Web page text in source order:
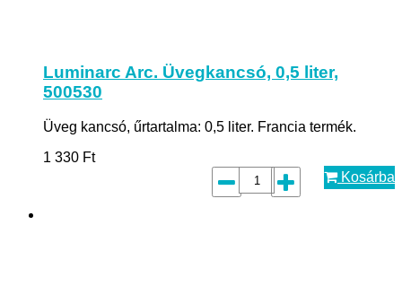
Luminarc Arc. Üvegkancsó, 0,5 liter,
500530
Üveg kancsó, űrtartalma: 0,5 liter. Francia termék.
1 330 Ft
Kosárba